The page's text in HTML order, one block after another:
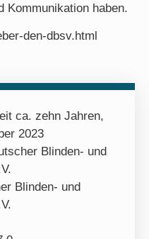
Kommunikation haben.
den-dbsv.html
ca. zehn Jahren,
2023
Blinden- und
Blinden- und